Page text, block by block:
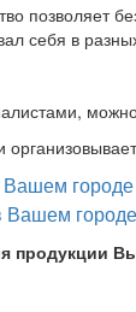
позволяет
себя в
продукции